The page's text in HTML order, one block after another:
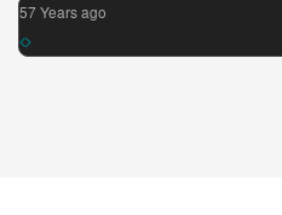
57 Years ago